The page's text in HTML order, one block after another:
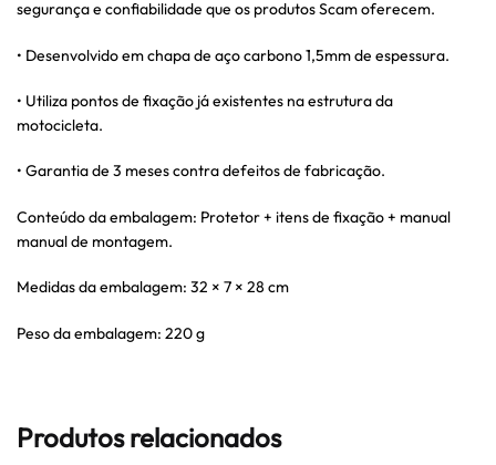
segurança e confiabilidade que os produtos Scam oferecem.
• Desenvolvido em chapa de aço carbono 1,5mm de espessura.
• Utiliza pontos de fixação já existentes na estrutura da
motocicleta.
• Garantia de 3 meses contra defeitos de fabricação.
Conteúdo da embalagem: Protetor + itens de fixação + manual
manual de montagem.
Medidas da embalagem: 32 × 7 × 28 cm
Peso da embalagem: 220 g
Produtos relacionados